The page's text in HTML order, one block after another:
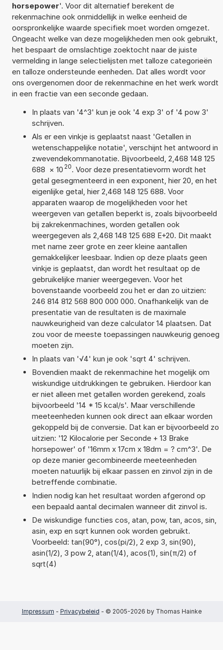
horsepower'. Voor dit alternatief berekent de
rekenmachine ook onmiddellijk in welke eenheid de
oorspronkelijke waarde specifiek moet worden omgezet.
Ongeacht welke van deze mogelijkheden men ook gebruikt,
het bespaart de omslachtige zoektocht naar de juiste
vermelding in lange selectielijsten met talloze categorieën
en talloze ondersteunde eenheden. Dat alles wordt voor
ons overgenomen door de rekenmachine en het werk wordt
in een fractie van een seconde gedaan.
In plaats van '4^3' kun je ook '4 exp 3' of '4 pow 3'
schrijven.
Als er een vinkje is geplaatst naast 'Getallen in
wetenschappelijke notatie', verschijnt het antwoord in
zwevendekommanotatie. Bijvoorbeeld, 2,468 148 125
688 × 10 20. Voor deze presentatievorm wordt het
getal gesegmenteerd in een exponent, hier 20, en het
eigenlijke getal, hier 2,468 148 125 688. Voor
apparaten waarop de mogelijkheden voor het
weergeven van getallen beperkt is, zoals bijvoorbeeld
bij zakrekenmachines, worden getallen ook
weergegeven als 2,468 148 125 688 E+20. Dit maakt
met name zeer grote en zeer kleine aantallen
gemakkelijker leesbaar. Indien op deze plaats geen
vinkje is geplaatst, dan wordt het resultaat op de
gebruikelijke manier weergegeven. Voor het
bovenstaande voorbeeld zou het er dan zo uitzien:
246 814 812 568 800 000 000. Onafhankelijk van de
presentatie van de resultaten is de maximale
nauwkeurigheid van deze calculator 14 plaatsen. Dat
zou voor de meeste toepassingen nauwkeurig genoeg
moeten zijn.
In plaats van '√4' kun je ook 'sqrt 4' schrijven.
Bovendien maakt de rekenmachine het mogelijk om
wiskundige uitdrukkingen te gebruiken. Hierdoor kan
er niet alleen met getallen worden gerekend, zoals
bijvoorbeeld '14 * 15 kcal/s'. Maar verschillende
meeteenheden kunnen ook direct aan elkaar worden
gekoppeld bij de conversie. Dat kan er bijvoorbeeld zo
uitzien: '12 Kilocalorie per Seconde + 13 Brake
horsepower' of '16mm x 17cm x 18dm = ? cm^3'. De
op deze manier gecombineerde meeteenheden
moeten natuurlijk bij elkaar passen en zinvol zijn in de
betreffende combinatie.
Indien nodig kan het resultaat worden afgerond op
een bepaald aantal decimalen wanneer dit zinvol is.
De wiskundige functies cos, atan, pow, tan, acos, sin,
asin, exp en sqrt kunnen ook worden gebruikt.
Voorbeeld: tan(90°), cos(pi/2), 2 exp 3, sin(90),
asin(1/2), 3 pow 2, atan(1/4), acos(1), sin(π/2) of
sqrt(4)
Impressum - Privacybeleid - © 2005-2026 by Thomas Hainke